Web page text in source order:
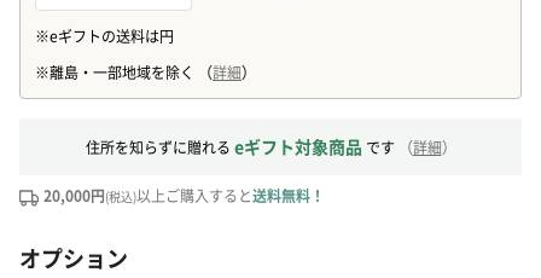
住所を知らずに贈れる eギフト対象商品 です （詳細）
20,000円(税込)以上ご購入すると送料無料！
オプション